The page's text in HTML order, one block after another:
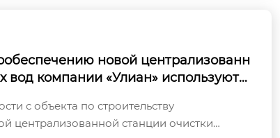
новой централизованн
вод компании «Улиан» используютс
и устойчивому развитию в облас
с объекта по строительству
централизованной станции очистки